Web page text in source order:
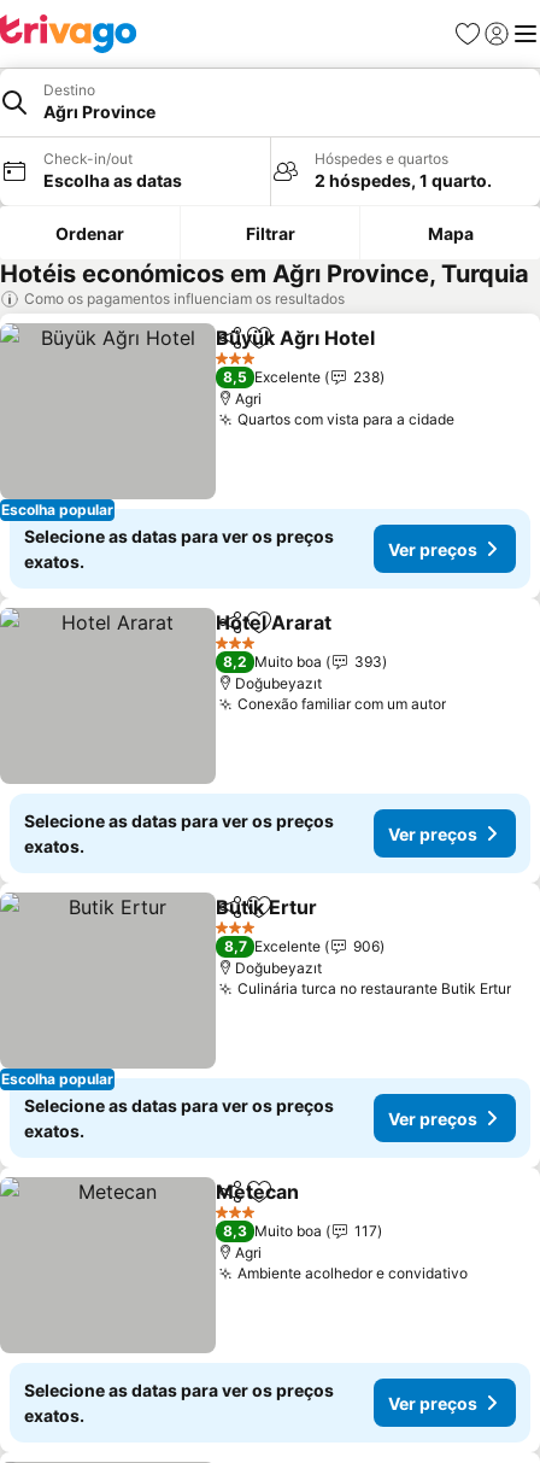
Favoritos
Iniciar
Destino
Ağrı Province
Check-in/out
Escolha as datas
Hóspedes e quartos
2 hóspedes, 1 quarto.
Ordenar Filtrar Mapa
Hotéis económicos em Ağrı Province, Turquia
Como os pagamentos influenciam os resultados
Escolha popular
PartilharAdicionar aos favoritos
Büyük Ağrı Hotel
3 Estrelas
8,5 Excelente
238
Agri
Quartos com vista para a cidade
Selecione as datas para ver os preços
exatos.
Ver preços
PartilharAdicionar aos favoritos
Hotel Ararat
3 Estrelas
8,2 Muito boa
393
Doğubeyazıt
Conexão familiar com um autor
Selecione as datas para ver os preços
exatos.
Ver preços
Escolha popular
PartilharAdicionar aos favoritos
Butik Ertur
3 Estrelas
8,7 Excelente
906
Doğubeyazıt
Culinária turca no restaurante Butik Ertur
Selecione as datas para ver os preços
exatos.
Ver preços
PartilharAdicionar aos favoritos
Metecan
3 Estrelas
8,3 Muito boa
117
Agri
Ambiente acolhedor e convidativo
Selecione as datas para ver os preços
exatos.
Ver preços